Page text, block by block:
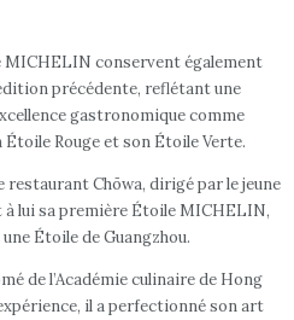
conservent également
précédente, reflétant une
gastronomique comme
Rouge et son Étoile Verte.
restaurant Chōwa, dirigé par le jeune
lui sa première Étoile MICHELIN,
Étoile de Guangzhou.
de l’Académie culinaire de Hong
il a perfectionné son art